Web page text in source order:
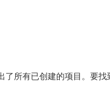
所有已创建的项目。要找